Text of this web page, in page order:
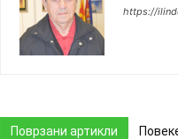
https://
Поврзани артикли